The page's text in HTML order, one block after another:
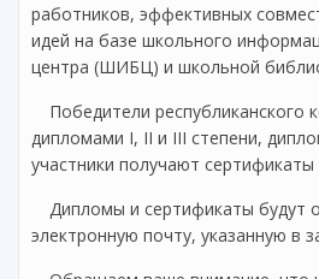
работников, эффективных
идей на базе школьного
центра (ШИБЦ) и школьной
Победители республиканского
дипломами I, II и III степени,
участники получают сертификаты
Дипломы и сертификаты будут
электронную почту, указанную в